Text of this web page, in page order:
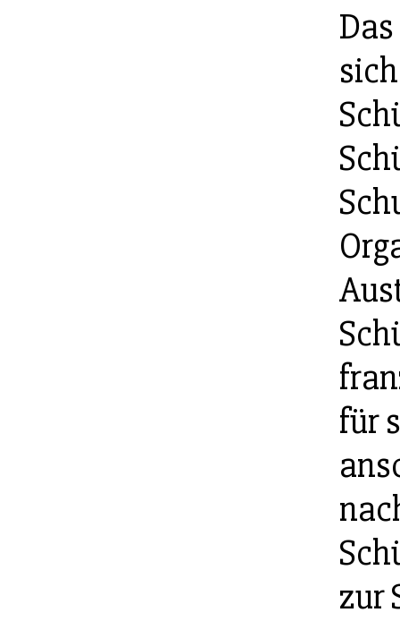
für
zur